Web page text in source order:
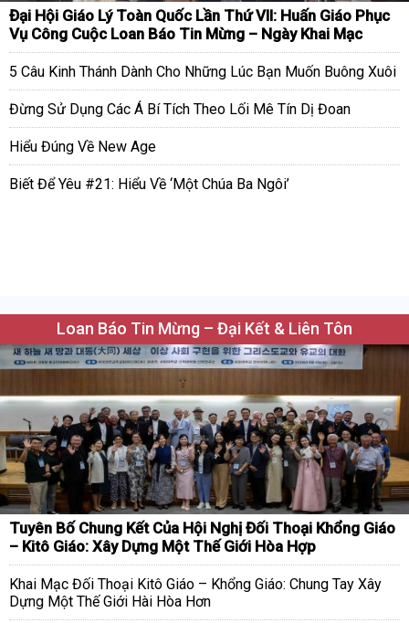
Đại Hội Giáo Lý Toàn Quốc Lần Thứ VII: Huấn Giáo Phục
Vụ Công Cuộc Loan Báo Tin Mừng – Ngày Khai Mạc
5 Câu Kinh Thánh Dành Cho Những Lúc Bạn Muốn Buông Xuôi
Đừng Sử Dụng Các Á Bí Tích Theo Lối Mê Tín Dị Đoan
Hiểu Đúng Về New Age
Biết Để Yêu #21: Hiểu Về ‘Một Chúa Ba Ngôi’
Loan Báo Tin Mừng – Đại Kết & Liên Tôn
Tuyên Bố Chung Kết Của Hội Nghị Đối Thoại Khổng Giáo
– Kitô Giáo: Xây Dựng Một Thế Giới Hòa Hợp
Khai Mạc Đối Thoại Kitô Giáo – Khổng Giáo: Chung Tay Xây
Dựng Một Thế Giới Hài Hòa Hơn